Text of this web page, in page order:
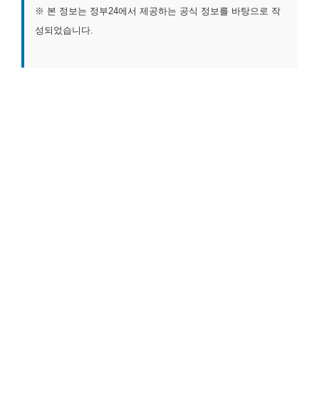
※ 본 정보는 정부24에서 제공하는 공식 정보를 바탕으로 작
성되었습니다.